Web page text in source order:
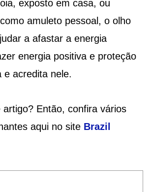
exposto em casa, ou
amuleto pessoal, o olho
a afastar a energia
energia positiva e proteção
e acredita nele.
artigo? Então, confira vários
aqui no site Brazil